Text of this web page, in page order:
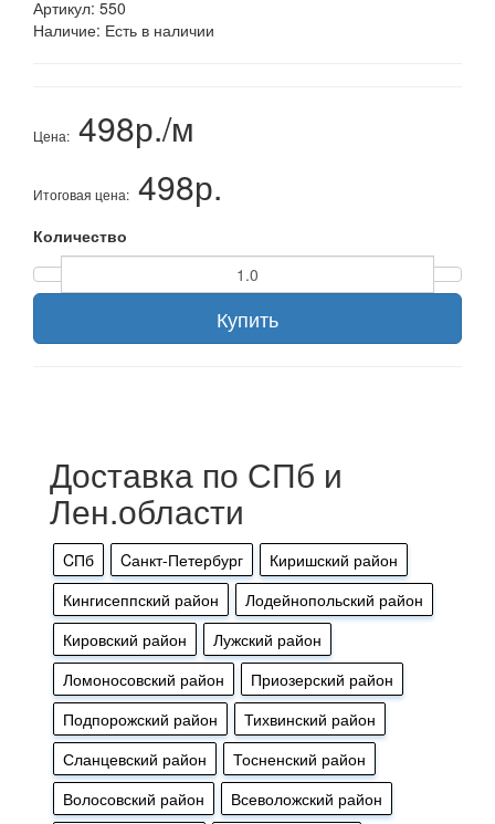
Артикул: 550
Наличие: Есть в наличии
Цена: 498р./м
Итоговая цена: 498р.
Количество
Купить
Доставка по СПб и
Лен.области
CПб Cанкт-Петербург
Киришский район
Кингисеппский район
Лодейнопольский район
Кировский район
Лужский район
Ломоносовский район
Приозерский район
Подпорожский район
Тихвинский район
Сланцевский район
Тосненский район
Волосовский район
Всеволожский район